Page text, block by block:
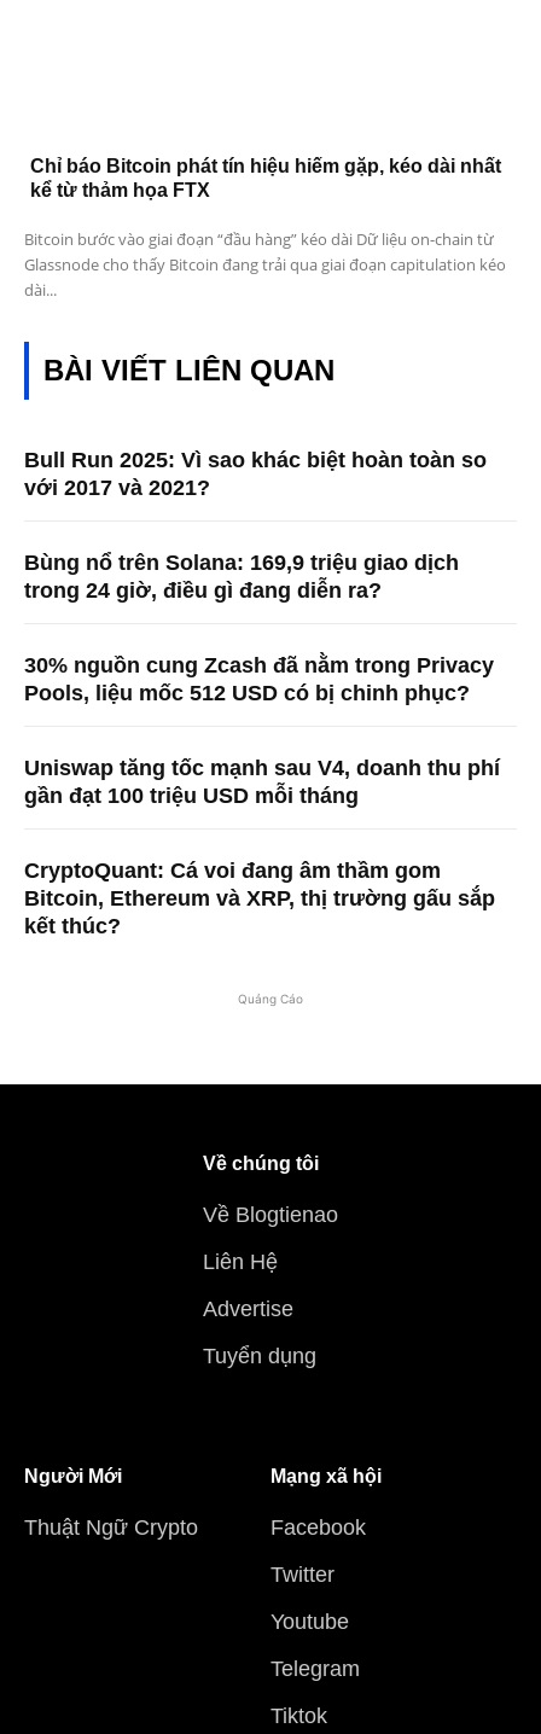
Chỉ báo Bitcoin phát tín hiệu hiếm gặp, kéo dài nhất
kể từ thảm họa FTX
Bitcoin bước vào giai đoạn “đầu hàng” kéo dài Dữ liệu on-chain từ
Glassnode cho thấy Bitcoin đang trải qua giai đoạn capitulation kéo
dài...
BÀI VIẾT LIÊN QUAN
Bull Run 2025: Vì sao khác biệt hoàn toàn so
với 2017 và 2021?
Bùng nổ trên Solana: 169,9 triệu giao dịch
trong 24 giờ, điều gì đang diễn ra?
30% nguồn cung Zcash đã nằm trong Privacy
Pools, liệu mốc 512 USD có bị chinh phục?
Uniswap tăng tốc mạnh sau V4, doanh thu phí
gần đạt 100 triệu USD mỗi tháng
CryptoQuant: Cá voi đang âm thầm gom
Bitcoin, Ethereum và XRP, thị trường gấu sắp
kết thúc?
Quảng Cáo
Về chúng tôi
Về Blogtienao
Liên Hệ
Advertise
Tuyển dụng
Người Mới
Thuật Ngữ Crypto
Mạng xã hội
Facebook
Twitter
Youtube
Telegram
Tiktok